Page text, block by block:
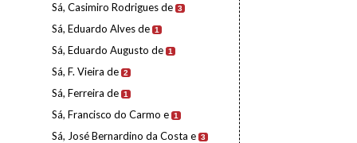
Sá, Casimiro Rodrigues de 3
Sá, Eduardo Alves de 1
Sá, Eduardo Augusto de 1
Sá, F. Vieira de 2
Sá, Ferreira de 1
Sá, Francisco do Carmo e 1
Sá, José Bernardino da Costa e 3